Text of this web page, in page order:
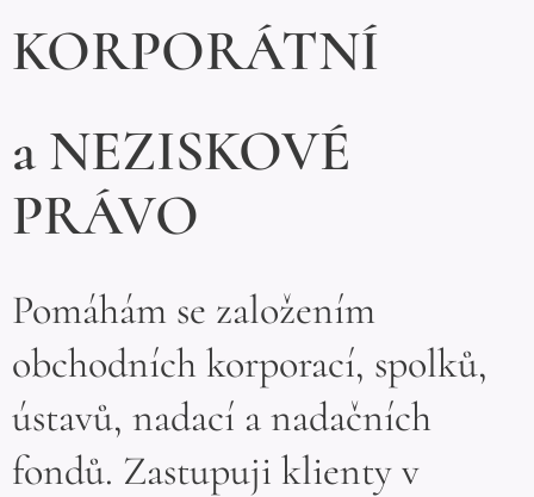
KORPORÁTNÍ
a NEZISKOVÉ
PRÁVO
Pomáhám se založením
obchodních korporací, spolků,
ústavů, nadací a nadačních
fondů. Zastupuji klienty v